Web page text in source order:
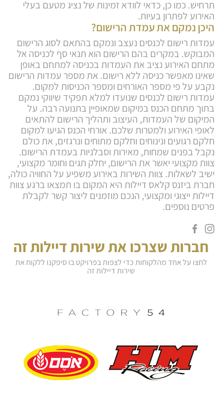
תרחיש. כמו כן, כדאי לוודא זמינות של נציג מטעם בעלי
האירוע לפתרון בעיות.
היכן נמקם את עמדת הרישום?
עמדות רישום לכנסים נעצב ונמקם בהתאם לסוג הרישום
המבוקש. במקרים בהם הרישום הוא תנאי סף לכניסה אל
מתחם האירוע נציב את העמדות בכניסה למתחם באופן
שאינו מאפשר כניסה ללא רישום. את מספר עמדות הרישום
נקבע על פי מספר האורחים ומספר הכניסות למקום.
עמדות רישום לכנסים שנועדו למלא תפקיד שיווקי נמקם
בתוך מתחם הכנס במיקום שמאופיין בתנועה רבה. על
המיקום של העמדות, העיצוב ותהליך הרישום להתאים
לאופי האירוע ולמטרות שלכם. אורחי הכנס הגיעו למקום
חלקם רגועים ונינוחים וחלקם מתוחים ונרגזים, את כולם
נקבל בפנים שמחות, מאירות וסבלניות בעמדת הרישום.
צוות מקצועי יאשר את הרישום, יחלק תגים וחומר מקצועי,
ישיב לשאלות. צוות השירות באירוע משפיע על החוויה כולה,
חברת ביזנס קלאס דיילות היא המקום בו תמצאו ברגע צוות
דיילות ייצוגי ומקצועי, הנכם מוזמנים ליצור קשר לקבלת
פרטים נוספים.
חברות שצרכו את שירות דיילות זה
לחצו על אחד מהלקוחות כדי לצפות בפרויקט בו סיפקנו ללקוח את
שירות דיילות זה